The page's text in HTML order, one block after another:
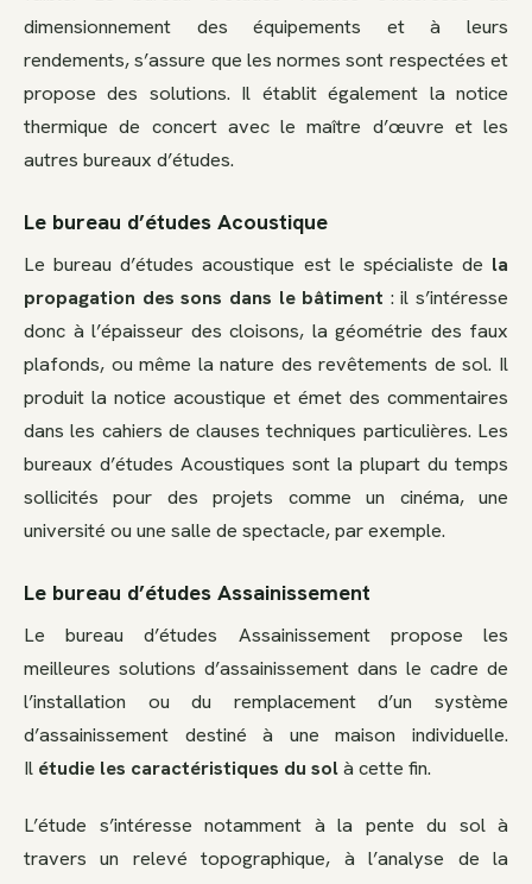
dimensionnement des équipements et à leurs
rendements, s’assure que les normes sont respectées et
propose des solutions. Il établit également la notice
thermique de concert avec le maître d’œuvre et les
autres bureaux d’études.
Le bureau d’études Acoustique
Le bureau d’études acoustique est le spécialiste de la
propagation des sons dans le bâtiment : il s’intéresse
donc à l’épaisseur des cloisons, la géométrie des faux
plafonds, ou même la nature des revêtements de sol. Il
produit la notice acoustique et émet des commentaires
dans les cahiers de clauses techniques particulières. Les
bureaux d’études Acoustiques sont la plupart du temps
sollicités pour des projets comme un cinéma, une
université ou une salle de spectacle, par exemple.
Le bureau d’études Assainissement
Le bureau d’études Assainissement propose les
meilleures solutions d’assainissement dans le cadre de
l’installation ou du remplacement d’un système
d’assainissement destiné à une maison individuelle.
Il étudie les caractéristiques du solà cette fin.
L’étude s’intéresse notamment à la pente du sol à
travers un relevé topographique, à l’analyse de la